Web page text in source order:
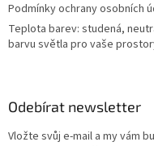
Podmínky ochrany osobních
Teplota barev: studená,
barvu světla pro vaše
Odebírat newsletter
Vložte svůj e-mail a my vám